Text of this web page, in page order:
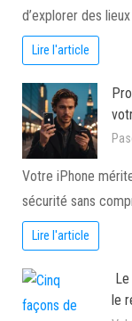
d’explorer des lieux
Lire l'article
Votre iPhone
sécurité sans
Lire l'article
le